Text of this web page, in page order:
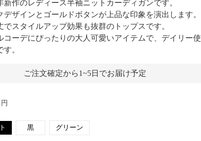
新作のレディース半袖ニットカーディガンです。
デザインとゴールドボタンが上品な印象を演出します。
でスタイルアップ効果も抜群のトップスです。
コーデにぴったりの大人可愛いアイテムで、デイリー使
。
ご注文確定から1~5日でお届け予定
円
黒 グリーン